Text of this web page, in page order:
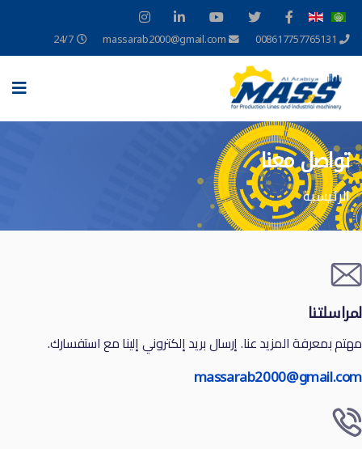
008617757765131
massarab2000@gmail.com
24/7
تواصل معنا
الرئيسية
لمراسلتنا
مهتم بمعرفة المزيد عنا. إرسال بريد إلكتروني إلينا مع استفسارك.
massarab2000@gmail.com